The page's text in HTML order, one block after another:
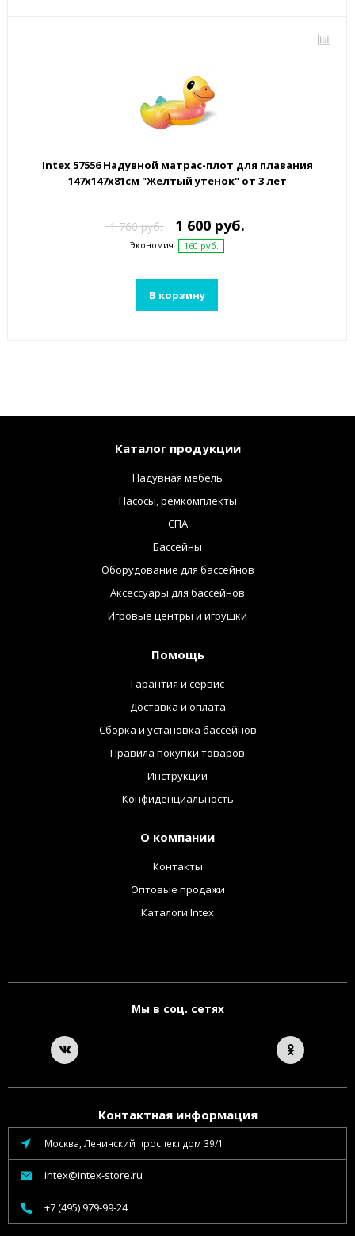
Intex 57556 Надувной матрас-плот для плавания
147х147x81см "Желтый утенок" от 3 лет
1 760 руб. 1 600 руб.
Экономия: 160 руб.
В корзину
Каталог продукции
Надувная мебель
Насосы, ремкомплекты
СПА
Бассейны
Оборудование для бассейнов
Аксессуары для бассейнов
Игровые центры и игрушки
Помощь
Гарантия и сервис
Доставка и оплата
Сборка и установка бассейнов
Правила покупки товаров
Инструкции
Конфиденциальность
О компании
Контакты
Оптовые продажи
Каталоги Intex
Мы в соц. сетях
Контактная информация
Москва, Ленинский проспект дом 39/1
intex@intex-store.ru
+7 (495) 979-99-24